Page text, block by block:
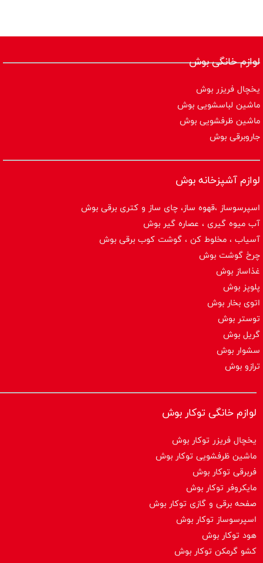
لوازم خانگی بوش
یخچال فریزر بوش
ماشین لباسشویی بوش
ماشین ظرفشویی بوش
جاروبرقی بوش
لوازم آشپزخانه بوش
اسپرسوساز ،قهوه ساز، چای ساز و کتری برقی بوش
آب میوه گیری ، عصاره گیر بوش
آسیاب ، مخلوط کن ، گوشت کوب برقی بوش
چرخ گوشت بوش
غذاساز بوش
پلوپز بوش
اتوی بخار بوش
توستر بوش
گریل بوش
سشوار بوش
ترازو بوش
لوازم خانگی توکار بوش
یخچال فریزر توکار بوش
ماشین ظرفشویی توکار بوش
فربرقی توکار بوش
مایکروفر توکار بوش
صفحه برقی و گازی توکار بوش
اسپرسوساز توكار بوش
هود توکار بوش
کشو گرمکن توکار بوش